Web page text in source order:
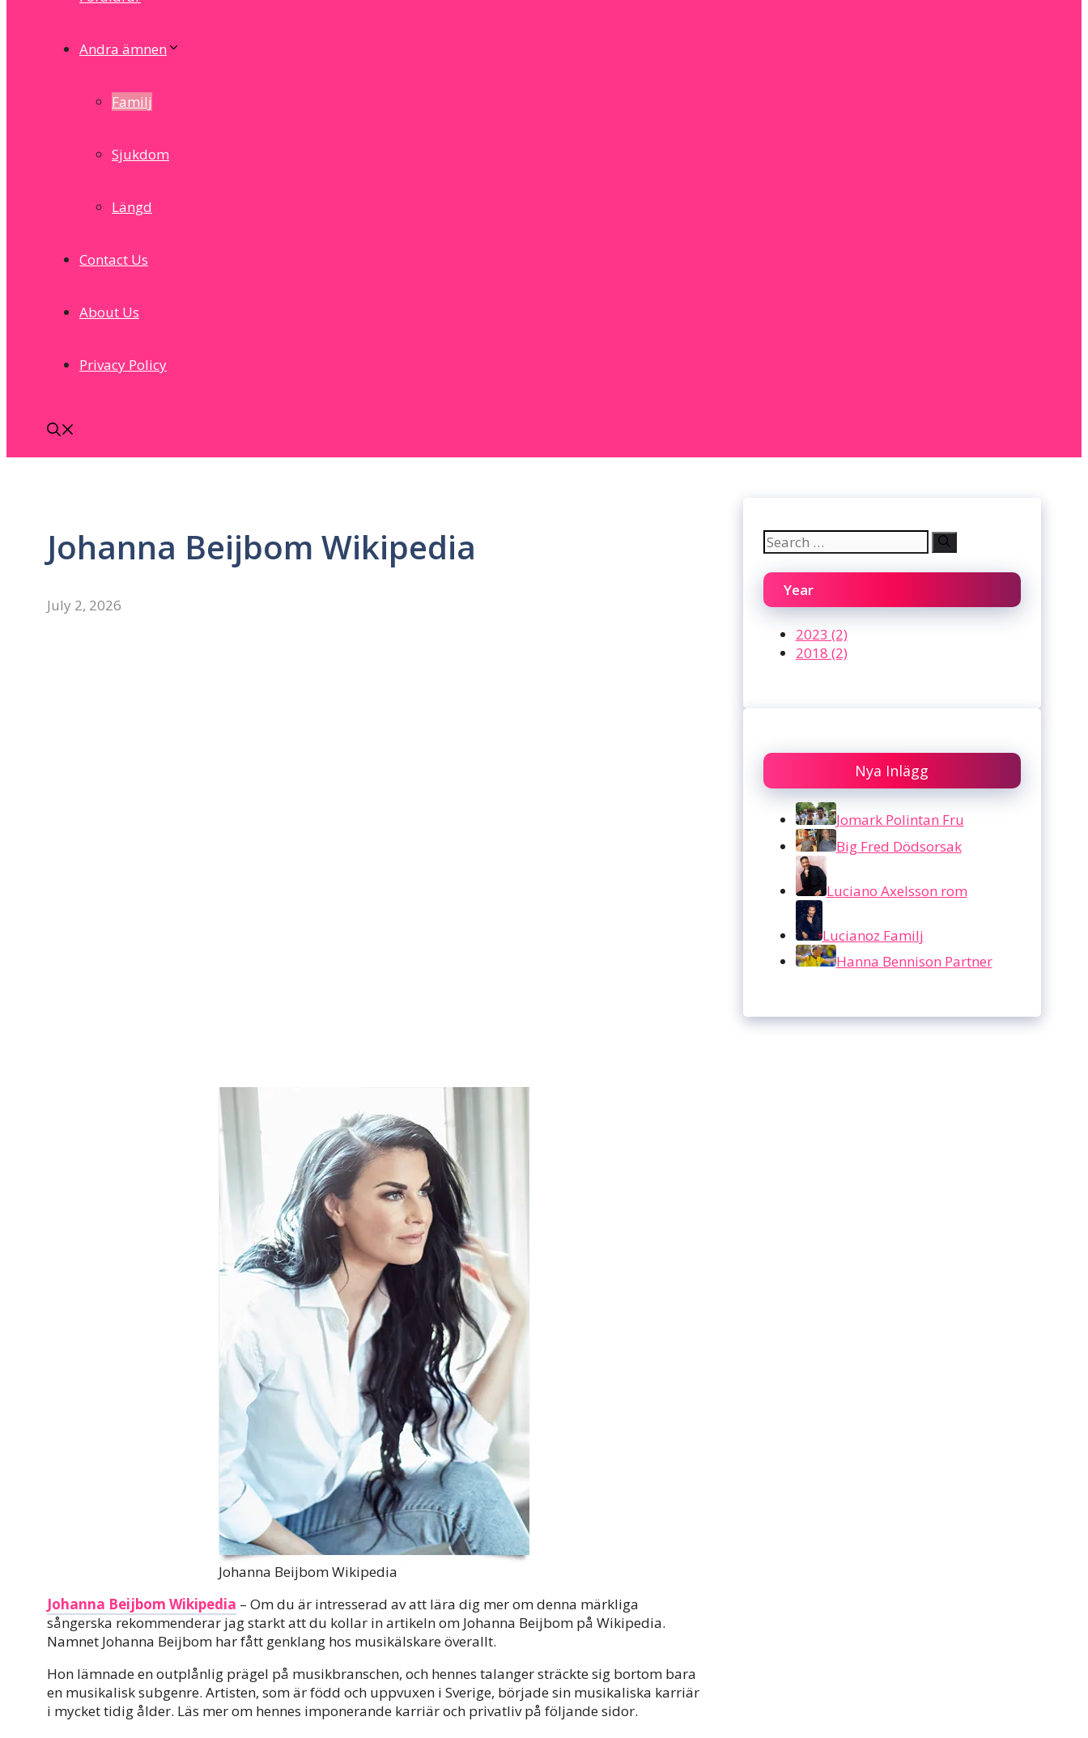
Andra ämnen
Familj
Sjukdom
Längd
Contact Us
About Us
Privacy Policy
Johanna Beijbom Wikipedia
July 2, 2026
Johanna Beijbom Wikipedia
Johanna Beijbom Wikipedia – Om du är intresserad av att lära dig mer om denna märkliga
sångerska rekommenderar jag starkt att du kollar in artikeln om Johanna Beijbom på Wikipedia.
Namnet Johanna Beijbom har fått genklang hos musikälskare överallt.
Hon lämnade en outplånlig prägel på musikbranschen, och hennes talanger sträckte sig bortom bara
en musikalisk subgenre. Artisten, som är född och uppvuxen i Sverige, började sin musikaliska karriär
i mycket tidig ålder. Läs mer om hennes imponerande karriär och privatliv på följande sidor.
Search
for:
Year
2023 (2)
2018 (2)
Nya Inlägg
Jomark Polintan Fru
Big Fred Dödsorsak
Luciano Axelsson rom
Lucianoz Familj
Hanna Bennison Partner